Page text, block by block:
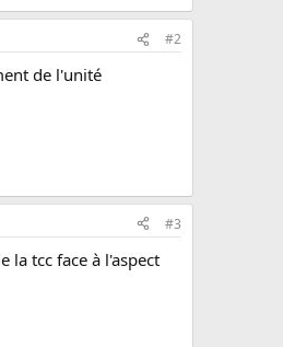
#2
de l'unité
#3
la tcc face à l'aspect